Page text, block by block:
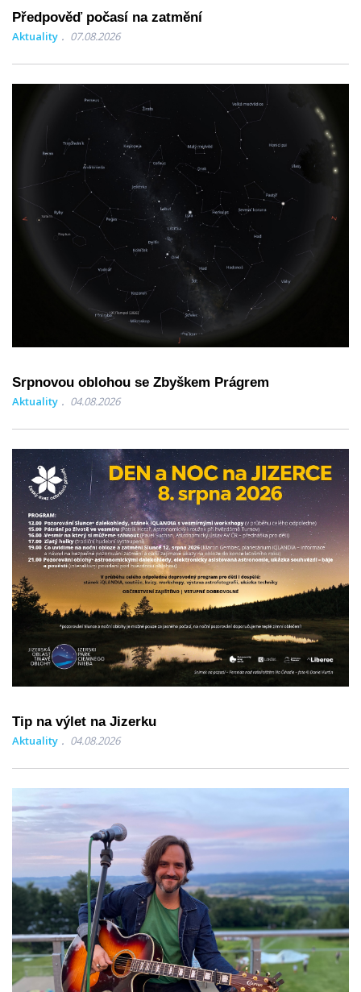
Předpověď počasí na zatmění
Aktuality 07.08.2026
Srpnovou oblohou se Zbyškem Prágrem
Aktuality 04.08.2026
Tip na výlet na Jizerku
Aktuality 04.08.2026